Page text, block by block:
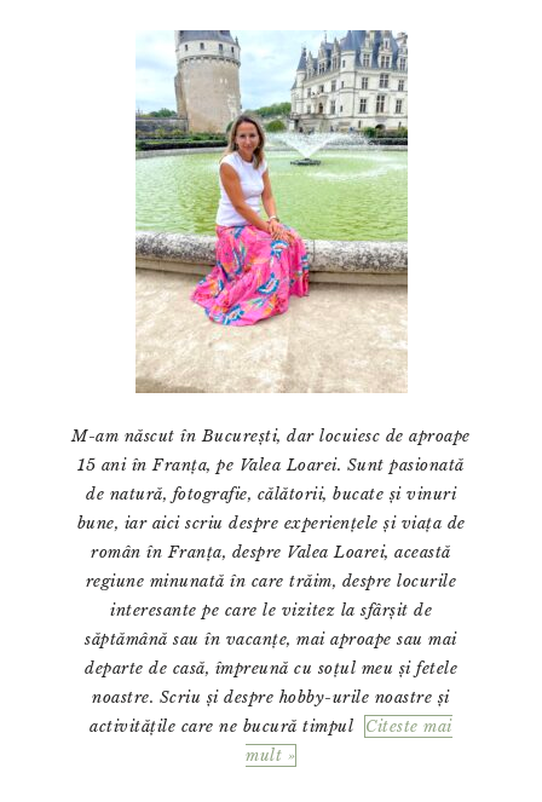
principală
M-am născut în București, dar locuiesc de aproape
15 ani în Franța, pe Valea Loarei. Sunt pasionată
de natură, fotografie, călătorii, bucate și vinuri
bune, iar aici scriu despre experiențele și viața de
român în Franța, despre Valea Loarei, această
regiune minunată în care trăim, despre locurile
interesante pe care le vizitez la sfârșit de
săptămână sau în vacanțe, mai aproape sau mai
departe de casă, împreună cu soțul meu și fetele
noastre. Scriu și despre hobby-urile noastre și
activitățile care ne bucură timpul
Citeste mai
mult »